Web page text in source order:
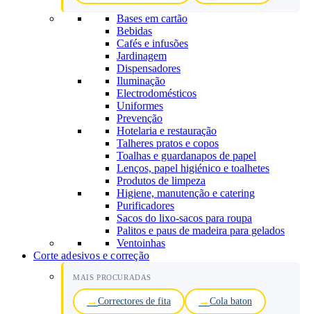
Bases em cartão
Bebidas
Cafés e infusões
Jardinagem
Dispensadores
Iluminação
Electrodomésticos
Uniformes
Prevenção
Hotelaria e restauração
Talheres pratos e copos
Toalhas e guardanapos de papel
Lenços, papel higiénico e toalhetes
Produtos de limpeza
Higiene, manutenção e catering
Purificadores
Sacos do lixo-sacos para roupa
Palitos e paus de madeira para gelados
Ventoinhas
Corte adesivos e correção
MAIS PROCURADAS
Correctores de fita Cola baton